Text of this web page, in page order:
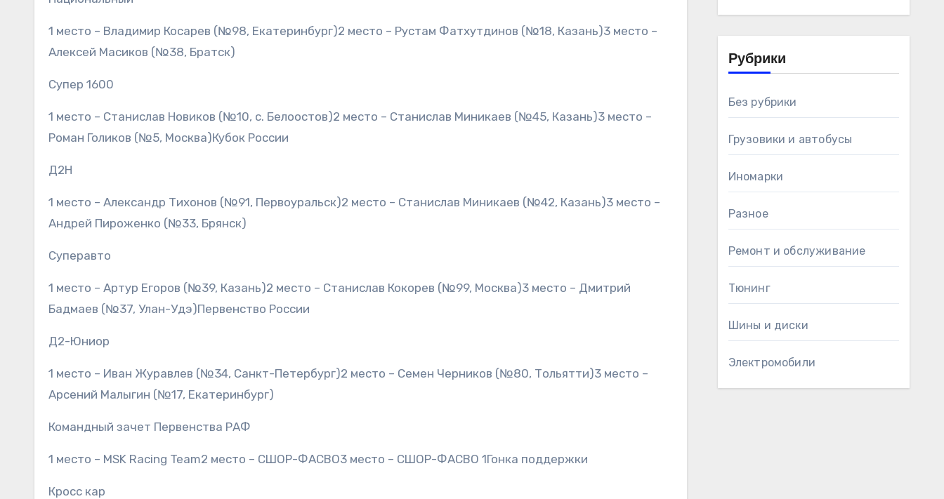
1 место – Владимир Косарев (№98, Екатеринбург)2 место – Рустам Фатхутдинов (№18, Казань)3 место –
Алексей Масиков (№38, Братск)
Супер 1600
1 место – Станислав Новиков (№10, с. Белоостов)2 место – Станислав Миникаев (№45, Казань)3 место –
Роман Голиков (№5, Москва)Кубок России
Д2Н
1 место – Александр Тихонов (№91, Первоуральск)2 место – Станислав Миникаев (№42, Казань)3 место –
Андрей Пироженко (№33, Брянск)
Суперавто
1 место – Артур Егоров (№39, Казань)2 место – Станислав Кокорев (№99, Москва)3 место – Дмитрий
Бадмаев (№37, Улан-Удэ)Первенство России
Д2-Юниор
1 место – Иван Журавлев (№34, Санкт-Петербург)2 место – Семен Черников (№80, Тольятти)3 место –
Арсений Малыгин (№17, Екатеринбург)
Командный зачет Первенства РАФ
1 место – MSK Racing Team2 место – СШОР-ФАСВО3 место – СШОР-ФАСВО 1Гонка поддержки
Кросс кар
Рубрики
Без рубрики
Грузовики и автобусы
Иномарки
Разное
Ремонт и обслуживание
Тюнинг
Шины и диски
Электромобили